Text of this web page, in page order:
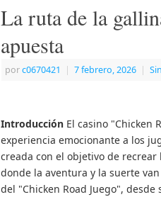
La ruta de la
apuesta
porc0670421 | 7 febrero, 2026 |
Introducción El casino "Chicken
experiencia emocionante a los
creada con el objetivo de
donde la aventura y la suerte
del "Chicken Road Juego",